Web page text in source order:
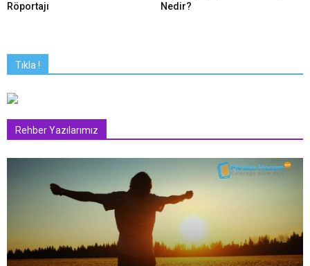
Röportajı
Nedir?
Tıkla !
Rehber Yazılarımız